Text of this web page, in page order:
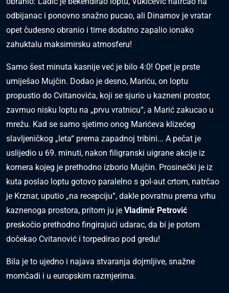
odbijanac i ponovno snažno pucao, ali Dinamov je vratar
opet čudesno obranio i time dodatno zapalio ionako
zahuktalu maksimirsku atmosferu!
Samo šest minuta kasnije već je bilo 4:0! Opet je prste
umiješao Mujčin. Dodao je desno, Mariću, on loptu
propustio do Cvitanovića, koji se sjurio u kazneni prostor,
zavrnuo nisku loptu na „prvu vratnicu“, a Marić zakucao u
mrežu. Kad se samo sjetimo onog Marićeva klizećeg
slavljeničkog „leta“ prema zapadnoj tribini... A pečat je
uslijedio u 69. minuti, nakon filigranski uigrane akcije iz
kornera kojeg je prethodno izborio Mujčin. Prosinečki je iz
kuta poslao loptu gotovo paralelno s gol-aut crtom, natrčao
je Krznar, uputio „na recepciju“, dakle povratnu prema vrhu
kaznenoga prostora, pritom ju je Vladimir Petrović
preskočio prethodno fingirajući udarac, da bi je potom
dočekao Cvitanović i torpedirao pod gredu!
Bila je to ujedno i najava stvaranja dojmljive, snažne
momčadi i u europskim razmjerima.